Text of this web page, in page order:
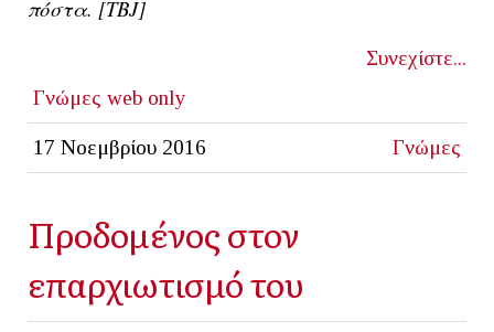
πόστα. [ΤΒJ]
Συνεχίστε...
Γνώμες web only
17 Νοεμβρίου 2016 Γνώμες
Προδομένος στον
επαρχιωτισμό του